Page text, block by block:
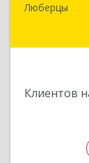
Люберцы
Клиентов